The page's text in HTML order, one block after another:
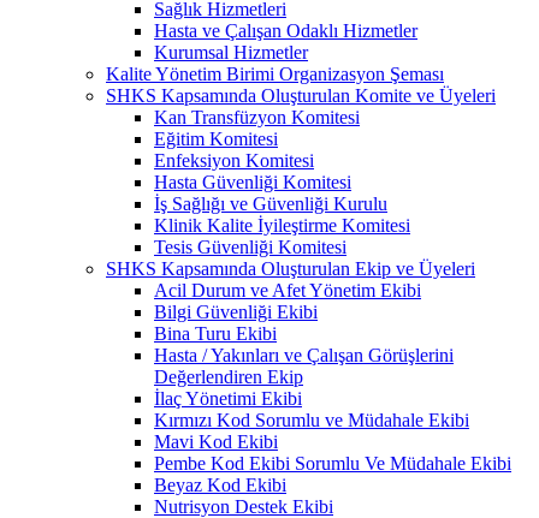
Sağlık Hizmetleri
Hasta ve Çalışan Odaklı Hizmetler
Kurumsal Hizmetler
Kalite Yönetim Birimi Organizasyon Şeması
SHKS Kapsamında Oluşturulan Komite ve Üyeleri
Kan Transfüzyon Komitesi
Eğitim Komitesi
Enfeksiyon Komitesi
Hasta Güvenliği Komitesi
İş Sağlığı ve Güvenliği Kurulu
Klinik Kalite İyileştirme Komitesi
Tesis Güvenliği Komitesi
SHKS Kapsamında Oluşturulan Ekip ve Üyeleri
Acil Durum ve Afet Yönetim Ekibi
Bilgi Güvenliği Ekibi
Bina Turu Ekibi
Hasta / Yakınları ve Çalışan Görüşlerini
Değerlendiren Ekip
İlaç Yönetimi Ekibi
Kırmızı Kod Sorumlu ve Müdahale Ekibi
Mavi Kod Ekibi
Pembe Kod Ekibi Sorumlu Ve Müdahale Ekibi
Beyaz Kod Ekibi
Nutrisyon Destek Ekibi